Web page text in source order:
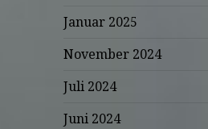
Januar 2025
November 2024
Juli 2024
Juni 2024